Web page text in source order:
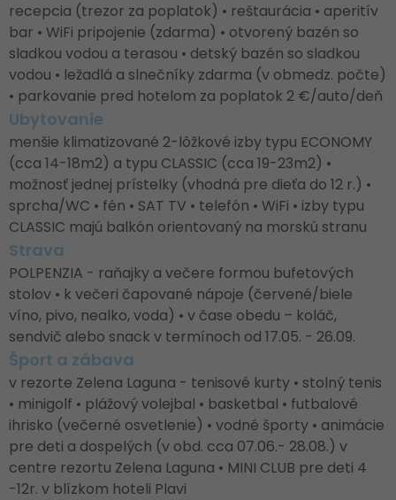
recepcia (trezor za poplatok) • reštaurácia • aperitív
bar • WiFi pripojenie (zdarma) • otvorený bazén so
sladkou vodou a terasou • detský bazén so sladkou
vodou • ležadlá a slnečníky zdarma (v obmedz. počte)
• parkovanie pred hotelom za poplatok 2 €/auto/deň
Ubytovanie
menšie klimatizované 2-lôžkové izby typu ECONOMY
(cca 14-18m2) a typu CLASSIC (cca 19-23m2) •
možnosť jednej prístelky (vhodná pre dieťa do 12 r.) •
sprcha/WC • fén • SAT TV • telefón • WiFi • izby typu
CLASSIC majú balkón orientovaný na morskú stranu
Strava
POLPENZIA - raňajky a večere formou bufetových
stolov • k večeri čapované nápoje (červené/biele
víno, pivo, nealko, voda) • v čase obedu – koláč,
sendvič alebo snack v termínoch od 17.05. - 26.09.
Šport a zábava
v rezorte Zelena Laguna - tenisové kurty • stolný tenis
• minigolf • plážový volejbal • basketbal • futbalové
ihrisko (večerné osvetlenie) • vodné športy • animácie
pre deti a dospelých (v obd. cca 07.06.- 28.08.) v
centre rezortu Zelena Laguna • MINI CLUB pre deti 4
-12r. v blízkom hoteli Plavi